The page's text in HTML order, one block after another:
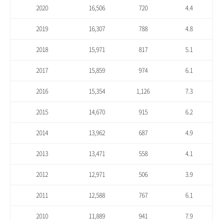
2020 16,506 720 4.4
2019 16,307 788 4.8
2018 15,971 817 5.1
2017 15,859 974 6.1
2016 15,354 1,126 7.3
2015 14,670 915 6.2
2014 13,962 687 4.9
2013 13,471 558 4.1
2012 12,971 506 3.9
2011 12,588 767 6.1
2010 11,889 941 7.9